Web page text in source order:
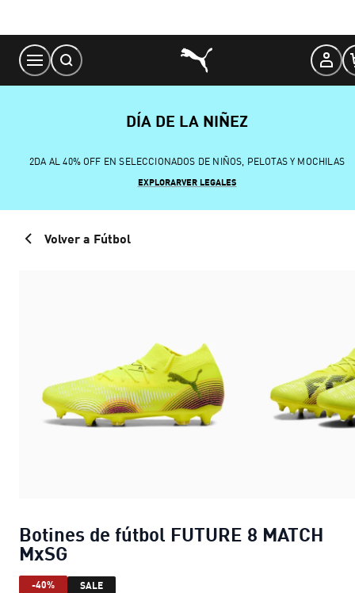
Content
DÍA DE LA NIÑEZ
2DA AL 40% OFF EN SELECCIONADOS DE NIÑOS, PELOTAS Y MOCHILAS
EXPLORARVER LEGALES
Volver a Fútbol
Botines de fútbol FUTURE 8 MATCH
MxSG
-40% SALE